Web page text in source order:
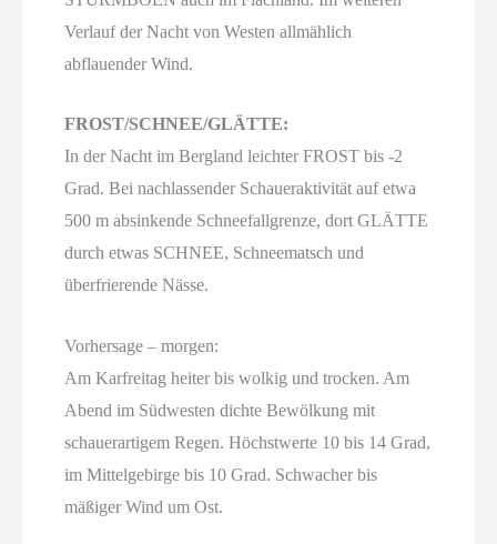
Verlauf der Nacht von Westen allmählich
abflauender Wind.
FROST/SCHNEE/GLÄTTE:
In der Nacht im Bergland leichter FROST bis -2
Grad. Bei nachlassender Schaueraktivität auf etwa
500 m absinkende Schneefallgrenze, dort GLÄTTE
durch etwas SCHNEE, Schneematsch und
überfrierende Nässe.
Vorhersage – morgen:
Am Karfreitag heiter bis wolkig und trocken. Am
Abend im Südwesten dichte Bewölkung mit
schauerartigem Regen. Höchstwerte 10 bis 14 Grad,
im Mittelgebirge bis 10 Grad. Schwacher bis
mäßiger Wind um Ost.